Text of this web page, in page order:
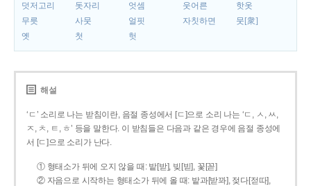
덧저고리 돗자리 엇셈 웃어른
핫옷
무릇
사뭇 얼핏 자칫하면
뭇[衆]
옛
첫 헛
해설
‘ㄷ’ 소리로 나는 받침이란, 음절 종성에서 [ㄷ]으로 소리 나는 ‘ㄷ, ㅅ, ㅆ,
ㅈ, ㅊ, ㅌ, ㅎ’ 등을 말한다. 이 받침들은 다음과 같은 경우에 음절 종성에
서 [ㄷ]으로 소리가 난다.
① 형태소가 뒤에 오지 않을 때: 밭[받], 빚[빋], 꽃[꼳]
② 자음으로 시작하는 형태소가 뒤에 올 때: 밭과[받꽈], 젖다[젇따],